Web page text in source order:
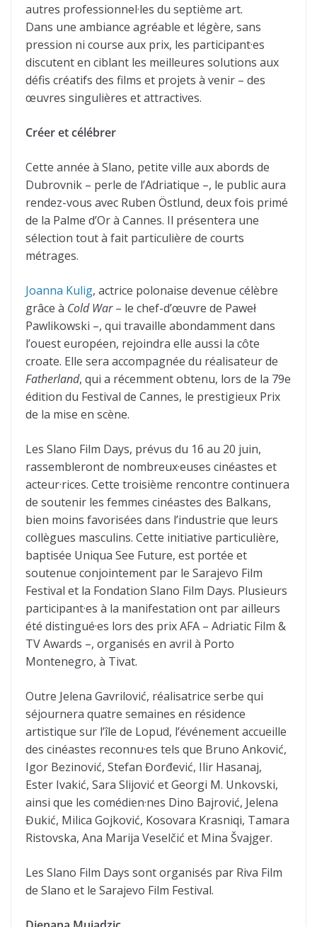
autres professionnel·les du septième art.
Dans une ambiance agréable et légère, sans
pression ni course aux prix, les participant·es
discutent en ciblant les meilleures solutions aux
défis créatifs des films et projets à venir – des
œuvres singulières et attractives.
Créer et célébrer
Cette année à Slano, petite ville aux abords de
Dubrovnik – perle de l’Adriatique –, le public aura
rendez-vous avec Ruben Östlund, deux fois primé
de la Palme d’Or à Cannes. Il présentera une
sélection tout à fait particulière de courts
métrages.
Joanna Kulig, actrice polonaise devenue célèbre
grâce à Cold War– le chef-d’œuvre de Paweł
Pawlikowski –, qui travaille abondamment dans
l’ouest européen, rejoindra elle aussi la côte
croate. Elle sera accompagnée du réalisateur de
Fatherland, qui a récemment obtenu, lors de la 79e
édition du Festival de Cannes, le prestigieux Prix
de la mise en scène.
Les Slano Film Days, prévus du 16 au 20 juin,
rassembleront de nombreux·euses cinéastes et
acteur·rices. Cette troisième rencontre continuera
de soutenir les femmes cinéastes des Balkans,
bien moins favorisées dans l’industrie que leurs
collègues masculins. Cette initiative particulière,
baptisée Uniqua See Future, est portée et
soutenue conjointement par le Sarajevo Film
Festival et la Fondation Slano Film Days. Plusieurs
participant·es à la manifestation ont par ailleurs
été distingué·es lors des prix AFA – Adriatic Film &
TV Awards –, organisés en avril à Porto
Montenegro, à Tivat.
Outre Jelena Gavrilović, réalisatrice serbe qui
séjournera quatre semaines en résidence
artistique sur l’île de Lopud, l’événement accueille
des cinéastes reconnu·es tels que Bruno Anković,
Igor Bezinović, Stefan Đorđević, Ilir Hasanaj,
Ester Ivakić, Sara Slijović et Georgi M. Unkovski,
ainsi que les comédien·nes Dino Bajrović, Jelena
Đukić, Milica Gojković, Kosovara Krasniqi, Tamara
Ristovska, Ana Marija Veselčić et Mina Švajger.
Les Slano Film Days sont organisés par Riva Film
de Slano et le Sarajevo Film Festival.